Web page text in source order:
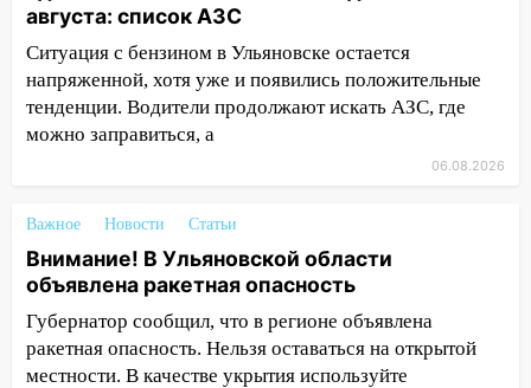
16:02 В Ульяновской области убрали
более 28% площадей зерновых и
зернобобовых культур
15:51
Бросила кирпич в жену брата: в
Ульяновской области завели дело на
15:47
курьера: крупная авария в Ульяновске
15:15
Проводил до квартиры и ограбил:
новый кавалер женщины оказался
рецидивистом
августа: список АЗС
Ситуация с бензином в Ульяновске остается
напряженной, хотя уже и появились положительные
тенденции. Водители продолжают искать АЗС, где
можно заправиться, а
06.08.2026
Важное Новости Статьи
Внимание! В Ульяновской области
объявлена ракетная опасность
Губернатор сообщил, что в регионе объявлена
ракетная опасность. Нельзя оставаться на открытой
местности. В качестве укрытия используйте